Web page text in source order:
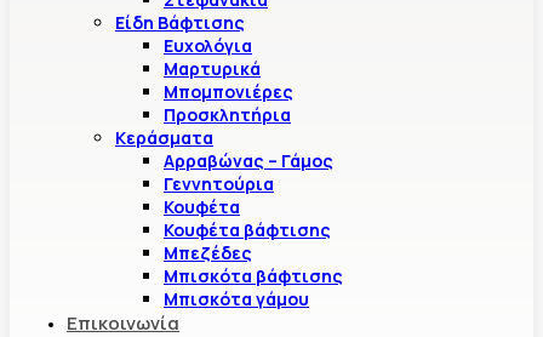
Είδη Βάφτισης
Ευχολόγια
Μαρτυρικά
Μπομπονιέρες
Προσκλητήρια
Κεράσματα
Αρραβώνας – Γάμος
Γεννητούρια
Κουφέτα
Κουφέτα βάφτισης
Μπεζέδες
Μπισκότα βάφτισης
Μπισκότα γάμου
Επικοινωνία